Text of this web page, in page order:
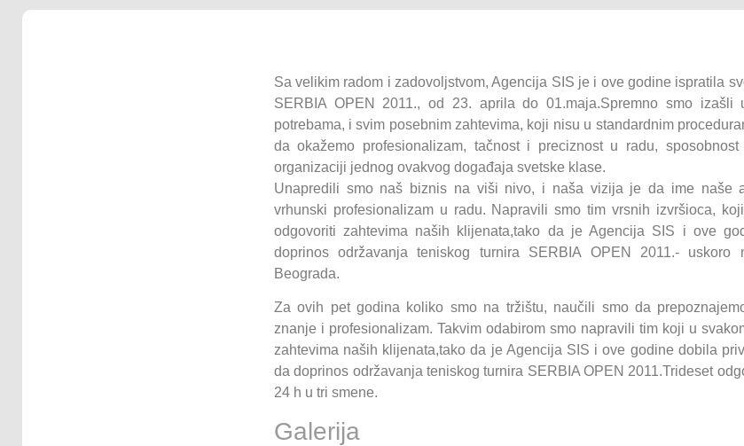
Sa velikim radom i zadovoljstvom, Agencija SIS je i ove godine ispratila
SERBIA OPEN 2011., od 23. aprila do 01.maja.Spremno smo izašli
potrebama, i svim posebnim zahtevima, koji nisu u standardnim
da okažemo profesionalizam, tačnost i preciznost u radu,
organizaciji jednog ovakvog događaja svetske klase.
Unapredili smo naš biznis na viši nivo, i naša vizija je da ime naše
vrhunski profesionalizam u radu. Napravili smo tim vrsnih izvršioca,
odgovoriti zahtevima naših klijenata,tako da je Agencija SIS i ove
doprinos održavanja teniskog turnira SERBIA OPEN 2011.- uskoro
Beograda.
Za ovih pet godina koliko smo na tržištu, naučili smo da
znanje i profesionalizam. Takvim odabirom smo napravili tim koji u
zahtevima naših klijenata,tako da je Agencija SIS i ove godine dobila
da doprinos održavanja teniskog turnira SERBIA OPEN 2011.Trideset
24 h u tri smene.
Galerija